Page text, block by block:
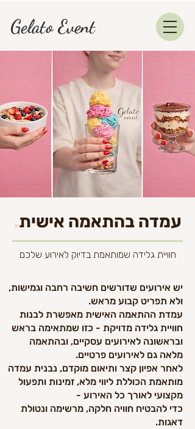
Gelato Event
עמדה בהתאמה אישית.
חוויית גלידה שמותאמת בדיוק לאירוע שלכם
יש אירועים שדורשים חשיבה רחבה וגמישות,
ולא תפריט קבוע מראש.
עמדת ההתאמה האישית מאפשרת לבנות
חוויית גלידה מדויקת - כזו שמתאימה בראש
ובראשונה לאירועים עסקיים, ובהתאמה
מלאה גם לאירועים פרטיים.
לאחר אפיון קצר ותיאום מוקדם, נבנית עמדה
מותאמת הכוללת ליווי מלא, זמינות ותפעול
מקצועי לאורך כל האירוע -
כדי להבטיח חוויה חלקה, מרשימה ונטולת
דאגות.